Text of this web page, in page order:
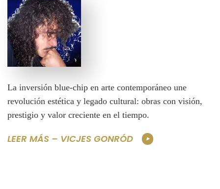
La inversión blue-chip en arte contemporáneo une
revolución estética y legado cultural: obras con visión,
prestigio y valor creciente en el tiempo.
LEER MÁS – VICJES GONRÓD